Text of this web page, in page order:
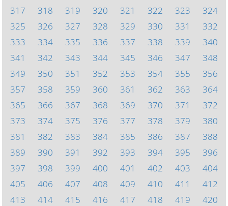
317
318 319 320 321 322 323
324
325
326 327 328 329 330 331
332
333
334 335 336 337 338 339
340
341
342 343 344 345 346 347
348
349
350 351 352 353 354 355
356
357
358 359 360 361 362 363
364
365
366 367 368 369 370 371
372
373
374 375 376 377 378 379
380
381
382 383 384 385 386 387
388
389
390 391 392 393 394 395
396
397
398 399 400 401 402 403
404
405
406 407 408 409 410 411
412
413
414 415 416 417 418 419 420